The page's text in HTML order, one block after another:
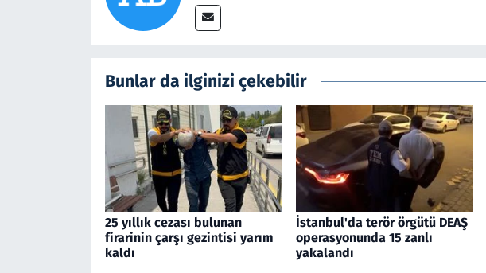
Bunlar da ilginizi çekebilir
25 yıllık cezası bulunan
firarinin çarşı gezintisi yarım
kaldı
İstanbul'da terör örgütü DEAŞ
operasyonunda 15 zanlı
yakalandı